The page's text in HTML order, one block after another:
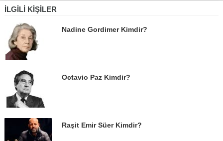
İLGILI KIŞILER
Nadine Gordimer Kimdir?
Octavio Paz Kimdir?
Raşit Emir Süer Kimdir?